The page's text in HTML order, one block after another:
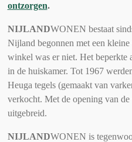
ontzorgen.
NIJLANDWONEN bestaat
Nijland begonnen met een
winkel was er niet. Het beperkte
in de huiskamer. Tot 1967
Heuga tegels (gemaakt van
verkocht. Met de opening van
uitgebreid.
NIJLANDWONEN is